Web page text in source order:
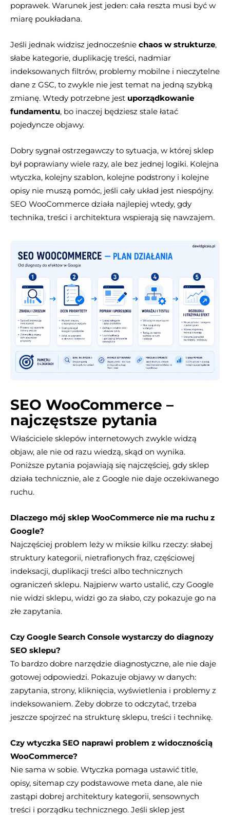
poprawek. Warunek jest jeden: cała reszta musi być w
miarę poukładana.
Jeśli jednak widzisz jednocześnie chaos w strukturze,
słabe kategorie, duplikację treści, nadmiar
indeksowanych filtrów, problemy mobilne i nieczytelne
dane z GSC, to zwykle nie jest temat na jedną szybką
zmianę. Wtedy potrzebne jest uporządkowanie
fundamentu, bo inaczej będziesz stale łatać
pojedyncze objawy.
Dobry sygnał ostrzegawczy to sytuacja, w której sklep
był poprawiany wiele razy, ale bez jednej logiki. Kolejna
wtyczka, kolejny szablon, kolejne podstrony i kolejne
opisy nie muszą pomóc, jeśli cały układ jest niespójny.
SEO WooCommerce działa najlepiej wtedy, gdy
technika, treści i architektura wspierają się nawzajem.
SEO WooCommerce –
najczęstsze pytania
Właściciele sklepów internetowych zwykle widzą
objaw, ale nie od razu wiedzą, skąd on wynika.
Poniższe pytania pojawiają się najczęściej, gdy sklep
działa technicznie, ale z Google nie daje oczekiwanego
ruchu.
Dlaczego mój sklep WooCommerce nie ma ruchu z
Google?
Najczęściej problem leży w miksie kilku rzeczy: słabej
struktury kategorii, nietrafionych fraz, częściowej
indeksacji, duplikacji treści albo technicznych
ograniczeń sklepu. Najpierw warto ustalić, czy Google
nie widzi sklepu, widzi go za słabo, czy pokazuje go na
złe zapytania.
Czy Google Search Console wystarczy do diagnozy
SEO sklepu?
To bardzo dobre narzędzie diagnostyczne, ale nie daje
gotowej odpowiedzi. Pokazuje objawy w danych:
zapytania, strony, kliknięcia, wyświetlenia i problemy z
indeksowaniem. Żeby dobrze to odczytać, trzeba
jeszcze spojrzeć na strukturę sklepu, treści i technikę.
Czy wtyczka SEO naprawi problem z widocznością
WooCommerce?
Nie sama w sobie. Wtyczka pomaga ustawić title,
opisy, sitemap czy podstawowe meta dane, ale nie
zastąpi dobrej architektury kategorii, sensownych
treści i porządku technicznego. Jeśli sklep jest